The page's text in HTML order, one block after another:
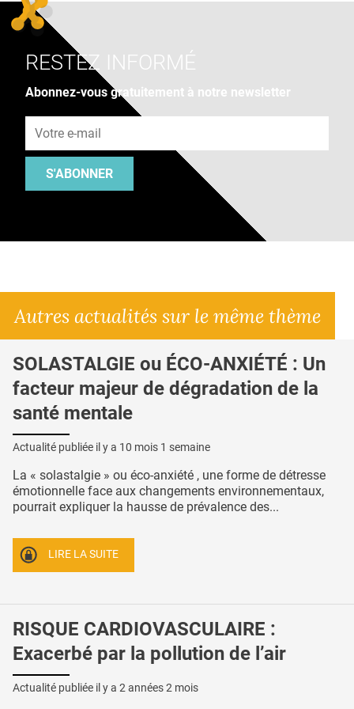
RESTEZ INFORMÉ
Abonnez-vous gratuitement à notre newsletter
S'ABONNER
Autres actualités sur le même thème
SOLASTALGIE ou ÉCO-ANXIÉTÉ : Un
facteur majeur de dégradation de la
santé mentale
Actualité publiée il y a 10 mois 1 semaine
La « solastalgie » ou éco-anxiété , une forme de détresse
émotionnelle face aux changements environnementaux,
pourrait expliquer la hausse de prévalence des...
LIRE LA SUITE
RISQUE CARDIOVASCULAIRE :
Exacerbé par la pollution de l’air
Actualité publiée il y a 2 années 2 mois